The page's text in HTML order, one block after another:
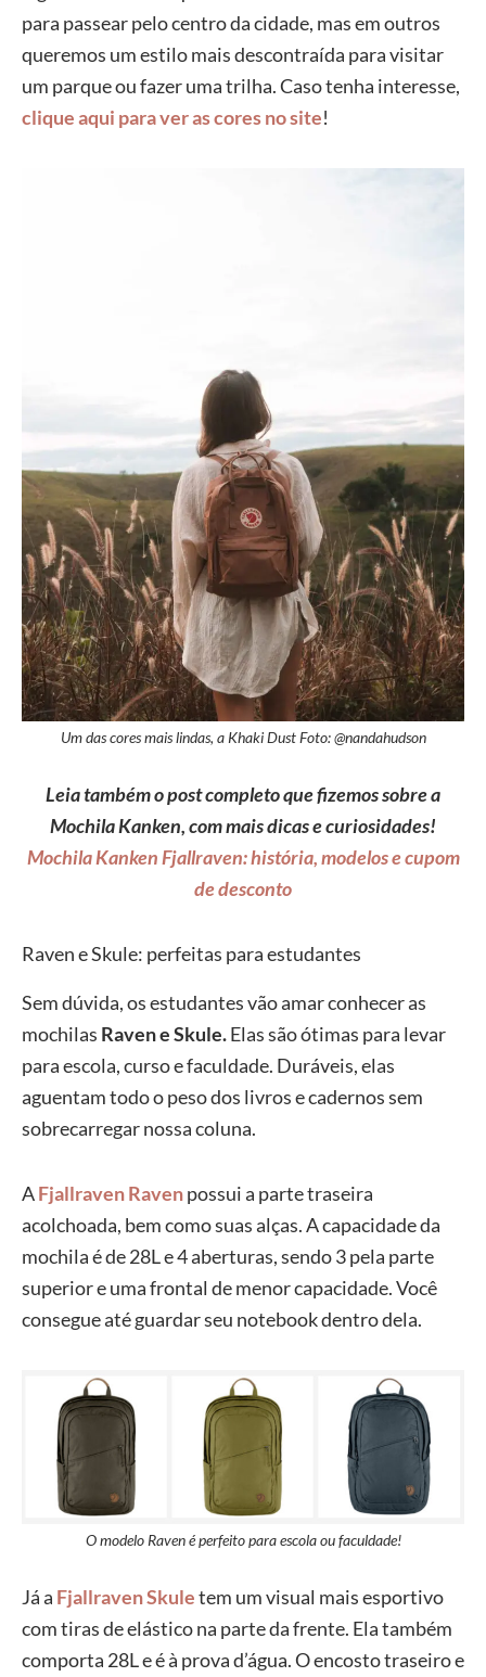
para passear pelo centro da cidade, mas em outros
queremos um estilo mais descontraída para visitar
um parque ou fazer uma trilha. Caso tenha interesse,
clique aqui para ver as cores no site!
Um das cores mais lindas, a Khaki Dust Foto: @nandahudson
Leia também o post completo que fizemos sobre a
Mochila Kanken, com mais dicas e curiosidades!
Mochila Kanken Fjallraven: história, modelos e cupom
de desconto
Raven e Skule: perfeitas para estudantes
Sem dúvida, os estudantes vão amar conhecer as
mochilas Raven e Skule.Elas são ótimas para levar
para escola, curso e faculdade. Duráveis, elas
aguentam todo o peso dos livros e cadernos sem
sobrecarregar nossa coluna.
AFjallraven Ravenpossui a parte traseira
acolchoada, bem como suas alças. A capacidade da
mochila é de 28L e 4 aberturas, sendo 3 pela parte
superior e uma frontal de menor capacidade. Você
consegue até guardar seu notebook dentro dela.
O modelo Raven é perfeito para escola ou faculdade!
Já a Fjallraven Skuletem um visual mais esportivo
com tiras de elástico na parte da frente. Ela também
comporta 28L e é à prova d’água. O encosto traseiro e